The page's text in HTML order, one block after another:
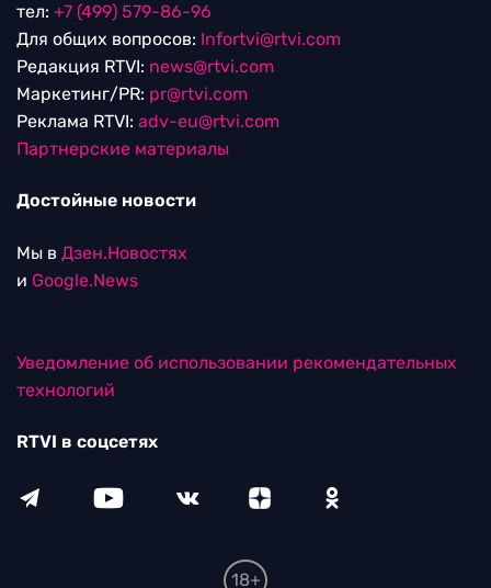
тел: +7 (499) 579-86-96
Для общих вопросов: Infortvi@rtvi.com
Редакция RTVI: news@rtvi.com
Маркетинг/PR: pr@rtvi.com
Реклама RTVI: adv-eu@rtvi.com
Партнерские материалы
Достойные новости
Мы в Дзен.Новостях
и Google.News
Уведомление об использовании рекомендательных
технологий
RTVI в соцсетях
18+